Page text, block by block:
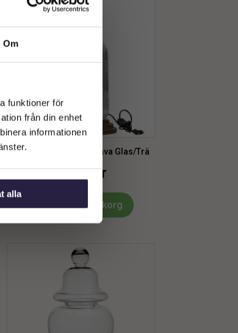
Om
funktioner för
från din enhet
informationen
alla
Belysning l Lampfot Hava Glas/Trä
1189kr
Lägg till i varukorg